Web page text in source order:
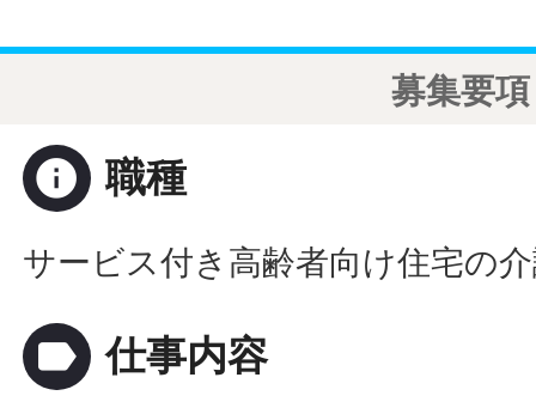
募集要項
info 職種
サービス付き高齢者向け住宅の
label 仕事内容